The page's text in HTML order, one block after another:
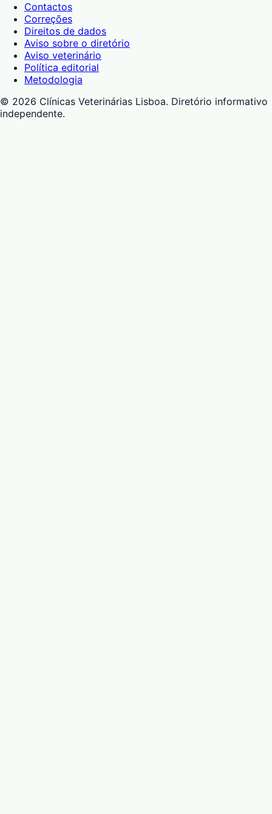
Contactos
Correções
Direitos de dados
Aviso sobre o diretório
Aviso veterinário
Política editorial
Metodologia
© 2026 Clínicas Veterinárias Lisboa. Diretório informativo
independente.